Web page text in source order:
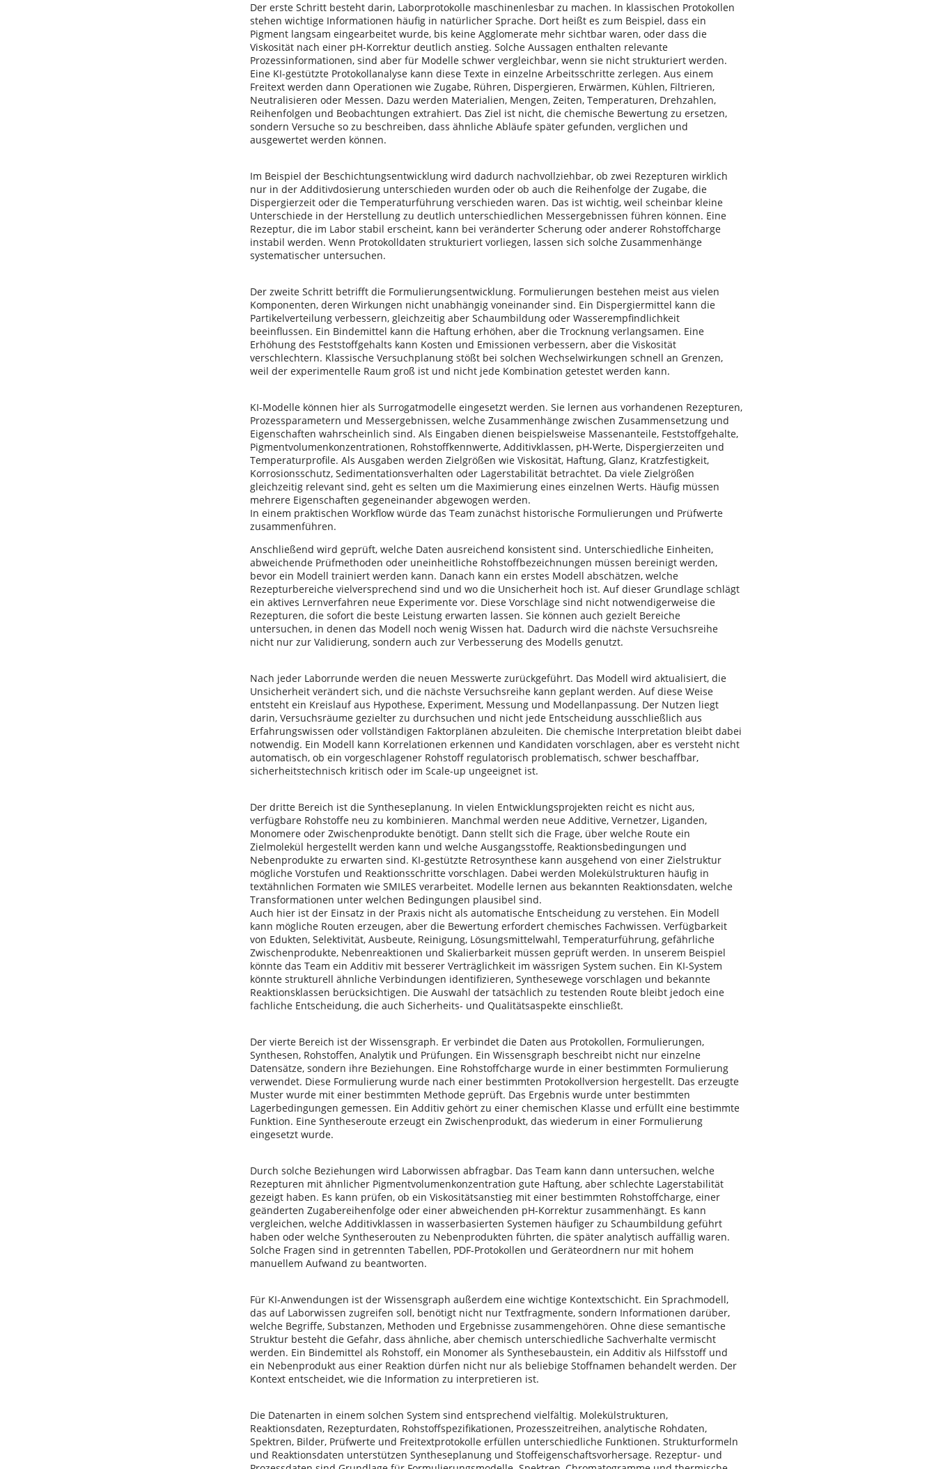
Der erste Schritt besteht darin, Laborprotokolle maschinenlesbar zu machen. In klassischen Protokollen
stehen wichtige Informationen häufig in natürlicher Sprache. Dort heißt es zum Beispiel, dass ein
Pigment langsam eingearbeitet wurde, bis keine Agglomerate mehr sichtbar waren, oder dass die
Viskosität nach einer pH-Korrektur deutlich anstieg. Solche Aussagen enthalten relevante
Prozessinformationen, sind aber für Modelle schwer vergleichbar, wenn sie nicht strukturiert werden.
Eine KI-gestützte Protokollanalyse kann diese Texte in einzelne Arbeitsschritte zerlegen. Aus einem
Freitext werden dann Operationen wie Zugabe, Rühren, Dispergieren, Erwärmen, Kühlen, Filtrieren,
Neutralisieren oder Messen. Dazu werden Materialien, Mengen, Zeiten, Temperaturen, Drehzahlen,
Reihenfolgen und Beobachtungen extrahiert. Das Ziel ist nicht, die chemische Bewertung zu ersetzen,
sondern Versuche so zu beschreiben, dass ähnliche Abläufe später gefunden, verglichen und
ausgewertet werden können.
Im Beispiel der Beschichtungsentwicklung wird dadurch nachvollziehbar, ob zwei Rezepturen wirklich
nur in der Additivdosierung unterschieden wurden oder ob auch die Reihenfolge der Zugabe, die
Dispergierzeit oder die Temperaturführung verschieden waren. Das ist wichtig, weil scheinbar kleine
Unterschiede in der Herstellung zu deutlich unterschiedlichen Messergebnissen führen können. Eine
Rezeptur, die im Labor stabil erscheint, kann bei veränderter Scherung oder anderer Rohstoffcharge
instabil werden. Wenn Protokolldaten strukturiert vorliegen, lassen sich solche Zusammenhänge
systematischer untersuchen.
Der zweite Schritt betrifft die Formulierungsentwicklung. Formulierungen bestehen meist aus vielen
Komponenten, deren Wirkungen nicht unabhängig voneinander sind. Ein Dispergiermittel kann die
Partikelverteilung verbessern, gleichzeitig aber Schaumbildung oder Wasserempfindlichkeit
beeinflussen. Ein Bindemittel kann die Haftung erhöhen, aber die Trocknung verlangsamen. Eine
Erhöhung des Feststoffgehalts kann Kosten und Emissionen verbessern, aber die Viskosität
verschlechtern. Klassische Versuchplanung stößt bei solchen Wechselwirkungen schnell an Grenzen,
weil der experimentelle Raum groß ist und nicht jede Kombination getestet werden kann.
KI-Modelle können hier als Surrogatmodelle eingesetzt werden. Sie lernen aus vorhandenen Rezepturen,
Prozessparametern und Messergebnissen, welche Zusammenhänge zwischen Zusammensetzung und
Eigenschaften wahrscheinlich sind. Als Eingaben dienen beispielsweise Massenanteile, Feststoffgehalte,
Pigmentvolumenkonzentrationen, Rohstoffkennwerte, Additivklassen, pH-Werte, Dispergierzeiten und
Temperaturprofile. Als Ausgaben werden Zielgrößen wie Viskosität, Haftung, Glanz, Kratzfestigkeit,
Korrosionsschutz, Sedimentationsverhalten oder Lagerstabilität betrachtet. Da viele Zielgrößen
gleichzeitig relevant sind, geht es selten um die Maximierung eines einzelnen Werts. Häufig müssen
mehrere Eigenschaften gegeneinander abgewogen werden.
In einem praktischen Workflow würde das Team zunächst historische Formulierungen und Prüfwerte
zusammenführen.
Anschließend wird geprüft, welche Daten ausreichend konsistent sind. Unterschiedliche Einheiten,
abweichende Prüfmethoden oder uneinheitliche Rohstoffbezeichnungen müssen bereinigt werden,
bevor ein Modell trainiert werden kann. Danach kann ein erstes Modell abschätzen, welche
Rezepturbereiche vielversprechend sind und wo die Unsicherheit hoch ist. Auf dieser Grundlage schlägt
ein aktives Lernverfahren neue Experimente vor. Diese Vorschläge sind nicht notwendigerweise die
Rezepturen, die sofort die beste Leistung erwarten lassen. Sie können auch gezielt Bereiche
untersuchen, in denen das Modell noch wenig Wissen hat. Dadurch wird die nächste Versuchsreihe
nicht nur zur Validierung, sondern auch zur Verbesserung des Modells genutzt.
Nach jeder Laborrunde werden die neuen Messwerte zurückgeführt. Das Modell wird aktualisiert, die
Unsicherheit verändert sich, und die nächste Versuchsreihe kann geplant werden. Auf diese Weise
entsteht ein Kreislauf aus Hypothese, Experiment, Messung und Modellanpassung. Der Nutzen liegt
darin, Versuchsräume gezielter zu durchsuchen und nicht jede Entscheidung ausschließlich aus
Erfahrungswissen oder vollständigen Faktorplänen abzuleiten. Die chemische Interpretation bleibt dabei
notwendig. Ein Modell kann Korrelationen erkennen und Kandidaten vorschlagen, aber es versteht nicht
automatisch, ob ein vorgeschlagener Rohstoff regulatorisch problematisch, schwer beschaffbar,
sicherheitstechnisch kritisch oder im Scale-up ungeeignet ist.
Der dritte Bereich ist die Syntheseplanung. In vielen Entwicklungsprojekten reicht es nicht aus,
verfügbare Rohstoffe neu zu kombinieren. Manchmal werden neue Additive, Vernetzer, Liganden,
Monomere oder Zwischenprodukte benötigt. Dann stellt sich die Frage, über welche Route ein
Zielmolekül hergestellt werden kann und welche Ausgangsstoffe, Reaktionsbedingungen und
Nebenprodukte zu erwarten sind. KI-gestützte Retrosynthese kann ausgehend von einer Zielstruktur
mögliche Vorstufen und Reaktionsschritte vorschlagen. Dabei werden Molekülstrukturen häufig in
textähnlichen Formaten wie SMILES verarbeitet. Modelle lernen aus bekannten Reaktionsdaten, welche
Transformationen unter welchen Bedingungen plausibel sind.
Auch hier ist der Einsatz in der Praxis nicht als automatische Entscheidung zu verstehen. Ein Modell
kann mögliche Routen erzeugen, aber die Bewertung erfordert chemisches Fachwissen. Verfügbarkeit
von Edukten, Selektivität, Ausbeute, Reinigung, Lösungsmittelwahl, Temperaturführung, gefährliche
Zwischenprodukte, Nebenreaktionen und Skalierbarkeit müssen geprüft werden. In unserem Beispiel
könnte das Team ein Additiv mit besserer Verträglichkeit im wässrigen System suchen. Ein KI-System
könnte strukturell ähnliche Verbindungen identifizieren, Synthesewege vorschlagen und bekannte
Reaktionsklassen berücksichtigen. Die Auswahl der tatsächlich zu testenden Route bleibt jedoch eine
fachliche Entscheidung, die auch Sicherheits- und Qualitätsaspekte einschließt.
Der vierte Bereich ist der Wissensgraph. Er verbindet die Daten aus Protokollen, Formulierungen,
Synthesen, Rohstoffen, Analytik und Prüfungen. Ein Wissensgraph beschreibt nicht nur einzelne
Datensätze, sondern ihre Beziehungen. Eine Rohstoffcharge wurde in einer bestimmten Formulierung
verwendet. Diese Formulierung wurde nach einer bestimmten Protokollversion hergestellt. Das erzeugte
Muster wurde mit einer bestimmten Methode geprüft. Das Ergebnis wurde unter bestimmten
Lagerbedingungen gemessen. Ein Additiv gehört zu einer chemischen Klasse und erfüllt eine bestimmte
Funktion. Eine Syntheseroute erzeugt ein Zwischenprodukt, das wiederum in einer Formulierung
eingesetzt wurde.
Durch solche Beziehungen wird Laborwissen abfragbar. Das Team kann dann untersuchen, welche
Rezepturen mit ähnlicher Pigmentvolumenkonzentration gute Haftung, aber schlechte Lagerstabilität
gezeigt haben. Es kann prüfen, ob ein Viskositätsanstieg mit einer bestimmten Rohstoffcharge, einer
geänderten Zugabereihenfolge oder einer abweichenden pH-Korrektur zusammenhängt. Es kann
vergleichen, welche Additivklassen in wasserbasierten Systemen häufiger zu Schaumbildung geführt
haben oder welche Syntheserouten zu Nebenprodukten führten, die später analytisch auffällig waren.
Solche Fragen sind in getrennten Tabellen, PDF-Protokollen und Geräteordnern nur mit hohem
manuellem Aufwand zu beantworten.
Für KI-Anwendungen ist der Wissensgraph außerdem eine wichtige Kontextschicht. Ein Sprachmodell,
das auf Laborwissen zugreifen soll, benötigt nicht nur Textfragmente, sondern Informationen darüber,
welche Begriffe, Substanzen, Methoden und Ergebnisse zusammengehören. Ohne diese semantische
Struktur besteht die Gefahr, dass ähnliche, aber chemisch unterschiedliche Sachverhalte vermischt
werden. Ein Bindemittel als Rohstoff, ein Monomer als Synthesebaustein, ein Additiv als Hilfsstoff und
ein Nebenprodukt aus einer Reaktion dürfen nicht nur als beliebige Stoffnamen behandelt werden. Der
Kontext entscheidet, wie die Information zu interpretieren ist.
Die Datenarten in einem solchen System sind entsprechend vielfältig. Molekülstrukturen,
Reaktionsdaten, Rezepturdaten, Rohstoffspezifikationen, Prozesszeitreihen, analytische Rohdaten,
Spektren, Bilder, Prüfwerte und Freitextprotokolle erfüllen unterschiedliche Funktionen. Strukturformeln
und Reaktionsdaten unterstützen Syntheseplanung und Stoffeigenschaftsvorhersage. Rezeptur- und